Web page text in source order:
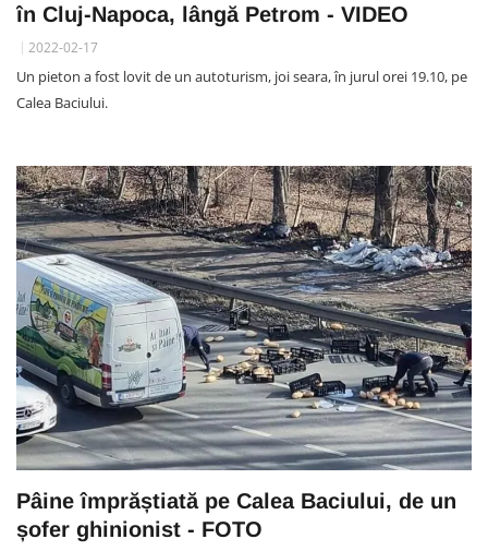
în Cluj-Napoca, lângă Petrom - VIDEO
2022-02-17
Un pieton a fost lovit de un autoturism, joi seara, în jurul orei 19.10, pe
Calea Baciului.
Pâine împrăștiată pe Calea Baciului, de un
șofer ghinionist - FOTO